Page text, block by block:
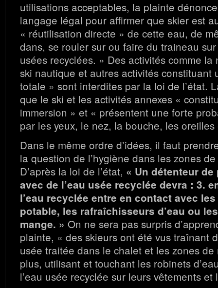
utilisations acceptables, la plainte
langage légal pour affirmer que skier est
« réutilisation directe » de cette eau, de
dans, se rouler sur ou faire du traineau
usées recyclées. » Des activités comme
ski nautique et autres activités constituant
totale » sont interdites par la loi de l’état.
que le ski et les activités annexes «
immersion » et « présentent une forte
par les yeux, le nez, la bouche, les
Dans le même ordre d’idées, il faut
la question de l’hygiène dans les zones
D’après la loi de l’état, « Un détenteur
avec de l’eau usée recyclée devra : 3.
l’eau recyclée entre en contact avec
potable, les rafraîchisseurs d’eau ou
mange. » On ne sera pas surpris
plainte, « des skieurs ont été vus traînant
usée traitée dans le chalet et les zones
plus, utilisant et touchant les robinets
l’eau usée recyclée sur leurs vêtements et